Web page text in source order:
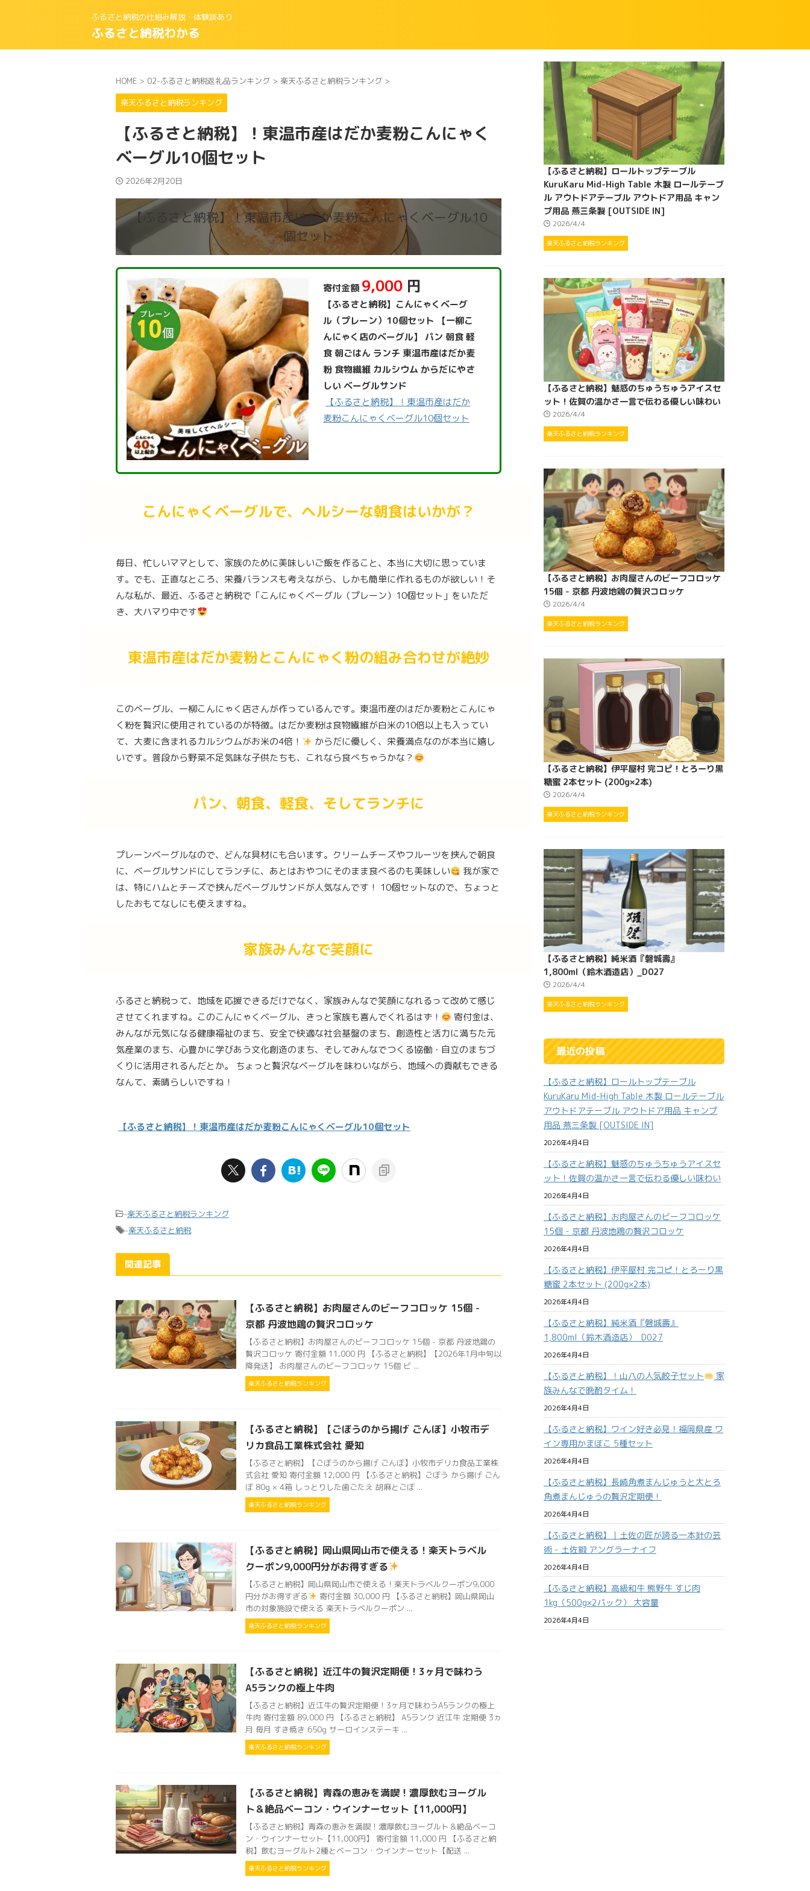
ふるさと納税の仕組み解説・体験談あり
ふるさと納税わかる
HOME > 02-ふるさと納税返礼品ランキング > 楽天ふるさと納税ランキング >
楽天ふるさと納税ランキング
【ふるさと納税】！東温市産はだか麦粉こんにゃく
ベーグル10個セット
2026年2月20日
【ふるさと納税】！東温市産はだか麦粉こんにゃくベーグル10
個セット
寄付金額 9,000 円
【ふるさと納税】こんにゃくベーグ
ル（プレーン）10個セット 【一柳こ
んにゃく店のベーグル】 パン 朝食 軽
食 朝ごはん ランチ 東温市産はだか麦
粉 食物繊維 カルシウム からだにやさ
しい ベーグルサンド
【ふるさと納税】！東温市産はだか
麦粉こんにゃくベーグル10個セット
こんにゃくベーグルで、ヘルシーな朝食はいかが？
毎日、忙しいママとして、家族のために美味しいご飯を作ること、本当に大切に思っていま
す。でも、正直なところ、栄養バランスも考えながら、しかも簡単に作れるものが欲しい！そ
んな私が、最近、ふるさと納税で「こんにゃくベーグル（プレーン）10個セット」をいただ
き、大ハマり中です
東温市産はだか麦粉とこんにゃく粉の組み合わせが絶妙
このベーグル、一柳こんにゃく店さんが作っているんです。東温市産のはだか麦粉とこんにゃ
く粉を贅沢に使用されているのが特徴。はだか麦粉は食物繊維が白米の10倍以上も入ってい
て、大麦に含まれるカルシウムがお米の4倍！
からだに優しく、栄養満点なのが本当に嬉し
いです。普段から野菜不足気味な子供たちも、これなら食べちゃうかな？
パン、朝食、軽食、そしてランチに
プレーンベーグルなので、どんな具材にも合います。クリームチーズやフルーツを挟んで朝食
に、ベーグルサンドにしてランチに、あとはおやつにそのまま食べるのも美味しい
我が家で
は、特にハムとチーズで挟んだベーグルサンドが人気なんです！ 10個セットなので、ちょっと
したおもてなしにも使えますね。
家族みんなで笑顔に
ふるさと納税って、地域を応援できるだけでなく、家族みんなで笑顔になれるって改めて感じ
させてくれますね。このこんにゃくベーグル、きっと家族も喜んでくれるはず！
寄付金は、
みんなが元気になる健康福祉のまち、安全で快適な社会基盤のまち、創造性と活力に満ちた元
気産業のまち、心豊かに学びあう文化創造のまち、そしてみんなでつくる協働・自立のまちづ
くりに活用されるんだとか。 ちょっと贅沢なベーグルを味わいながら、地域への貢献もできる
なんて、素晴らしいですね！
【ふるさと納税】！東温市産はだか麦粉こんにゃくベーグル10個セット
-楽天ふるさと納税ランキング
-楽天ふるさと納税
関連記事
【ふるさと納税】お肉屋さんのビーフコロッケ 15個 -
京都 丹波地鶏の贅沢コロッケ
【ふるさと納税】お肉屋さんのビーフコロッケ 15個 - 京都 丹波地鶏の
贅沢コロッケ 寄付金額 11,000 円 【ふるさと納税】【2026年1月中旬以
降発送】 お肉屋さんのビーフコロッケ 15個 ビ ...
楽天ふるさと納税ランキング
【ふるさと納税】【ごぼうのから揚げ ごんぼ】小牧市デ
リカ食品工業株式会社 愛知
【ふるさと納税】【ごぼうのから揚げ ごんぼ】小牧市デリカ食品工業株
式会社 愛知 寄付金額 12,000 円 【ふるさと納税】ごぼう から揚げ ごん
ぼ 80g × 4箱 しっとりした歯ごたえ 胡麻とごぼ ...
楽天ふるさと納税ランキング
【ふるさと納税】岡山県岡山市で使える！楽天トラベル
クーポン9,000円分がお得すぎる
【ふるさと納税】岡山県岡山市で使える！楽天トラベルクーポン9,000
円分がお得すぎる
寄付金額 30,000 円 【ふるさと納税】岡山県岡山
市の対象施設で使える 楽天トラベルクーポン ...
楽天ふるさと納税ランキング
【ふるさと納税】近江牛の贅沢定期便！3ヶ月で味わう
A5ランクの極上牛肉
【ふるさと納税】近江牛の贅沢定期便！3ヶ月で味わうA5ランクの極上
牛肉 寄付金額 89,000 円 【ふるさと納税】 A5ランク 近江牛 定期便 3ヵ
月 毎月 すき焼き 650g サーロインステーキ ...
楽天ふるさと納税ランキング
【ふるさと納税】青森の恵みを満喫！濃厚飲むヨーグル
ト＆絶品ベーコン・ウインナーセット【11,000円】
【ふるさと納税】青森の恵みを満喫！濃厚飲むヨーグルト＆絶品ベーコ
ン・ウインナーセット【11,000円】 寄付金額 11,000 円 【ふるさと納
税】飲むヨーグルト2種とベーコン・ウインナーセット【配送 ...
楽天ふるさと納税ランキング
【ふるさと納税】ロールトップテーブル
KuruKaru Mid-High Table 木製 ロールテーブ
ル アウトドアテーブル アウトドア用品 キャン
プ用品 燕三条製 [OUTSIDE IN]
2026/4/4
楽天ふるさと納税ランキング
【ふるさと納税】魅惑のちゅうちゅうアイスセ
ット！佐賀の温かさ一言で伝わる優しい味わい
2026/4/4
楽天ふるさと納税ランキング
【ふるさと納税】お肉屋さんのビーフコロッケ
15個 - 京都 丹波地鶏の贅沢コロッケ
2026/4/4
楽天ふるさと納税ランキング
【ふるさと納税】伊平屋村 完コピ！とろーり黒
糖蜜 2本セット (200g×2本)
2026/4/4
楽天ふるさと納税ランキング
【ふるさと納税】純米酒『磐城壽』
1,800ml（鈴木酒造店）_D027
2026/4/4
楽天ふるさと納税ランキング
最近の投稿
【ふるさと納税】ロールトップテーブル
KuruKaru Mid-High Table 木製 ロールテーブル
アウトドアテーブル アウトドア用品 キャンプ
用品 燕三条製 [OUTSIDE IN]
2026年4月4日
【ふるさと納税】魅惑のちゅうちゅうアイスセ
ット！佐賀の温かさ一言で伝わる優しい味わい
2026年4月4日
【ふるさと納税】お肉屋さんのビーフコロッケ
15個 - 京都 丹波地鶏の贅沢コロッケ
2026年4月4日
【ふるさと納税】伊平屋村 完コピ！とろーり黒
糖蜜 2本セット (200g×2本)
2026年4月4日
【ふるさと納税】純米酒『磐城壽』
1,800ml（鈴木酒造店）_D027
2026年4月4日
【ふるさと納税】！山八の人気餃子セット
家
族みんなで晩酌タイム！
2026年4月4日
【ふるさと納税】ワイン好き必見！福岡県産 ワ
イン専用かまぼこ 5種セット
2026年4月4日
【ふるさと納税】長崎角煮まんじゅうと大とろ
角煮まんじゅうの贅沢定期便！
2026年4月4日
【ふるさと納税】｜土佐の匠が誇る一本針の芸
術 - 土佐鍛 アングラーナイフ
2026年4月4日
【ふるさと納税】高級和牛 熊野牛 すじ肉
1kg（500g×2パック） 大容量
2026年4月4日